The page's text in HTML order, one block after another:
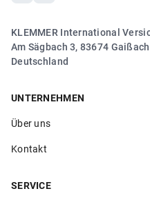
Anliegen gekümmert. Man
Zufriedenheit der
und kompetente Art“
KLEMMER International
Am Sägbach 3, 83674 Gaißach
Deutschland
UNTERNEHMEN
Über uns
Kontakt
SERVICE